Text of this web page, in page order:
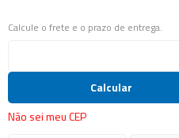
Calcule o frete e o prazo de entrega.
Calcular
Não sei meu CEP